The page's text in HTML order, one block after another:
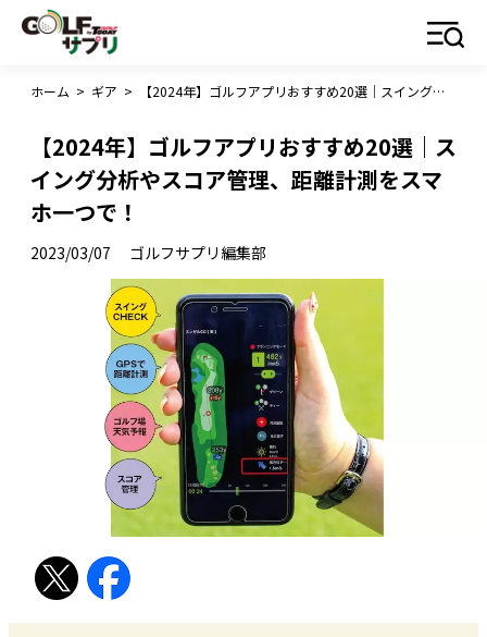
ホーム > ギア > 【2024年】ゴルフアプリおすすめ20選｜スイング分析やスコア管理、距離計測をスマホ一つで！
【2024年】ゴルフアプリおすすめ20選｜ス
イング分析やスコア管理、距離計測をスマ
ホ一つで！
2023/03/07 ゴルフサプリ編集部